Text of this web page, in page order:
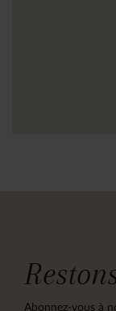
Abonnez-vous à